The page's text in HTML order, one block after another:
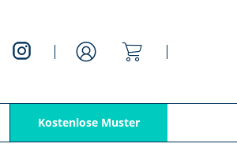
Mein
Kostenlose Muster